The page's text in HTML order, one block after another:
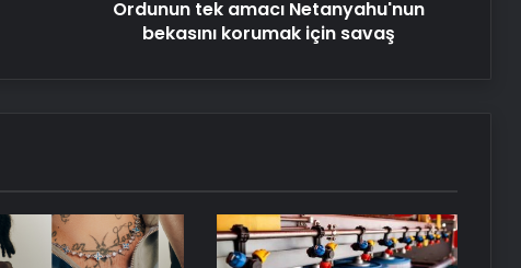
Duruşmasına Çevrildi
Ordunun tek amacı Netanyahu'nun
bekasını korumak için savaş